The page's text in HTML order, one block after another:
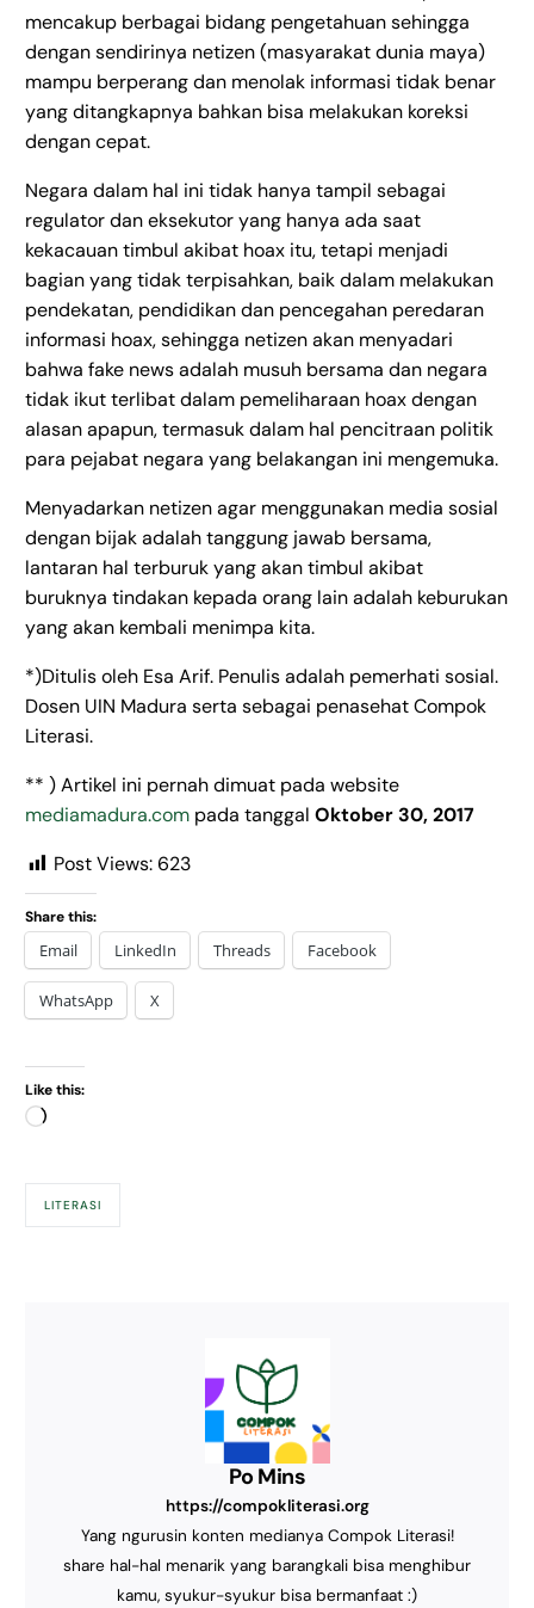
mencakup berbagai bidang pengetahuan sehingga
dengan sendirinya netizen (masyarakat dunia maya)
mampu berperang dan menolak informasi tidak benar
yang ditangkapnya bahkan bisa melakukan koreksi
dengan cepat.
Negara dalam hal ini tidak hanya tampil sebagai
regulator dan eksekutor yang hanya ada saat
kekacauan timbul akibat hoax itu, tetapi menjadi
bagian yang tidak terpisahkan, baik dalam melakukan
pendekatan, pendidikan dan pencegahan peredaran
informasi hoax, sehingga netizen akan menyadari
bahwa fake news adalah musuh bersama dan negara
tidak ikut terlibat dalam pemeliharaan hoax dengan
alasan apapun, termasuk dalam hal pencitraan politik
para pejabat negara yang belakangan ini mengemuka.
Menyadarkan netizen agar menggunakan media sosial
dengan bijak adalah tanggung jawab bersama,
lantaran hal terburuk yang akan timbul akibat
buruknya tindakan kepada orang lain adalah keburukan
yang akan kembali menimpa kita.
*)Ditulis oleh Esa Arif. Penulis adalah pemerhati sosial.
Dosen UIN Madura serta sebagai penasehat Compok
Literasi.
** ) Artikel ini pernah dimuat pada website
mediamadura.com pada tanggalOktober 30, 2017
Post Views: 623
Share this:
Email LinkedIn Threads Facebook
WhatsApp X
Like this:
LITERASI
Po Mins
https://compokliterasi.org
Yang ngurusin konten medianya Compok Literasi!
share hal-hal menarik yang barangkali bisa menghibur
kamu, syukur-syukur bisa bermanfaat :)